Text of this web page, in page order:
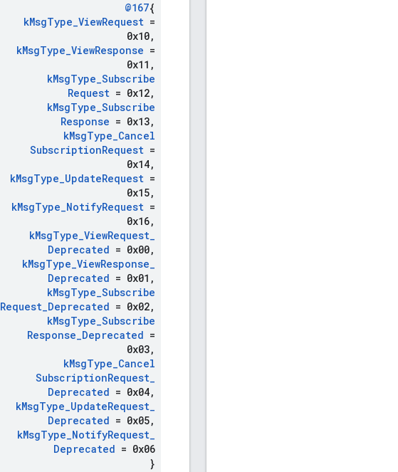
@167{
kMsgType_ViewRequest =
0x10,
kMsgType_ViewResponse =
0x11 ,
kMsgType_Subscribe
Request = 0x12,
kMsgType_Subscribe
Response = 0x13,
kMsgType_Cancel
SubscriptionRequest =
0x14,
kMsgType_UpdateRequest =
0x15,
kMsgType_NotifyRequest =
0x16,
kMsgType_ViewRequest_
Deprecated = 0x00,
kMsgType_ViewResponse_
Deprecated = 0x01 ,
kMsgType_Subscribe
Request_Deprecated = 0x02,
kMsgType_Subscribe
Response_Deprecated =
0x03,
kMsgType_Cancel
SubscriptionRequest_
Deprecated = 0x04,
kMsgType_UpdateRequest_
Deprecated = 0x05,
kMsgType_NotifyRequest_
Deprecated = 0x06
}